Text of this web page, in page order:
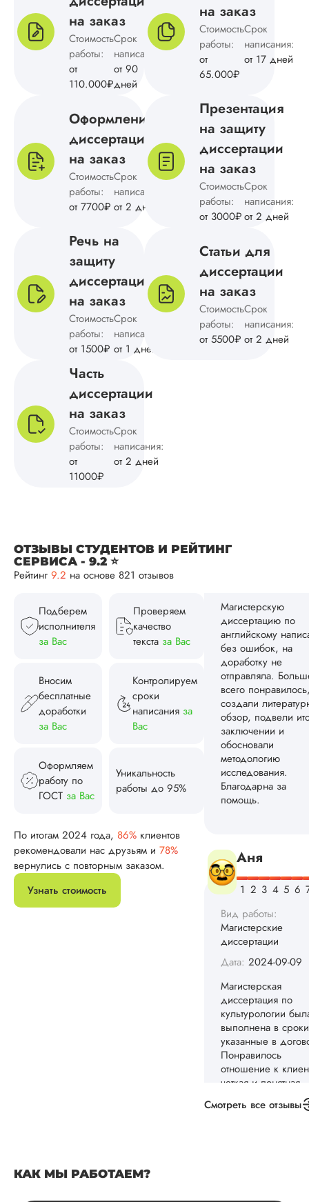
на заказ
Стоимость
работы:
от
110.000₽
Срок
написания:
от 90
дней
на заказ
Стоимость
работы:
от
65.000₽
Срок
написания:
от 17 дней
Оформление
диссертации
на заказ
Стоимость
работы:
от 7700₽
Срок
написания:
от 2 дней
Презентация
на защиту
диссертации
на заказ
Стоимость
работы:
от 3000₽
Срок
написания:
от 2 дней
Речь на
защиту
диссертации
на заказ
Стоимость
работы:
от 1500₽
Срок
написания:
от 1 дней
Статьи для
диссертации
на заказ
Стоимость
работы:
от 5500₽
Срок
написания:
от 2 дней
Часть
диссертации
на заказ
Стоимость
работы:
от
11000₽
Срок
написания:
от 2 дней
ОТЗЫВЫ СТУДЕНТОВ И РЕЙТИНГ
СЕРВИСА - 9.2 ⭐
Рейтинг 9.2 на основе 821 отзывов
Подберем
исполнителя
за Вас
Проверяем
качество
текста за Вас
Вносим
бесплатные
доработки
за Вас
Контролируем
сроки
написания за
Вас
Оформляем
работу по
ГОСТ за Вас
Уникальность
работы до 95%
По итогам 2024 года, 86% клиентов
рекомендовали нас друзьям и 78%
вернулись с повторным заказом.
Узнать стоимость
Аня
диссертации
Дата:2024-09-09
Магистерская
диссертация по
культурологии
выполнена в
указанные в
четкая и понятная
структура,
методологии и
подведение
результатам
исследования.
Уникальность тоже
Заказывала
грамотную и
последовательную
структуру,
по методичке и
грамотно
результаты
исследования.
раз отправляли на
доработку, так как
моему
преподу что-то
Читать полный
Вид работы:
Магистерские
Дата:2024-06-08
Заказала тут
магистерскую
иностранному
вместе с
презентацией. По
цене вышло
дешевле.
руководителя
написания
по оформлению
небольшие
которые быстро
Смотреть все отзывы
КАК МЫ РАБОТАЕМ?